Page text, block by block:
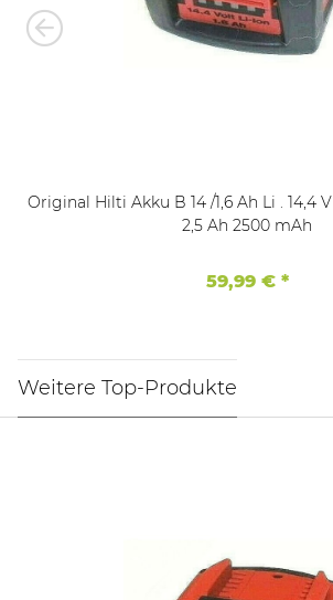
Original Hilti Akku B 14 /1,6 Ah Li . 14,4 V Neubestückt mit
2,5 Ah 2500 mAh
59,99 € *
Weitere Top-Produkte